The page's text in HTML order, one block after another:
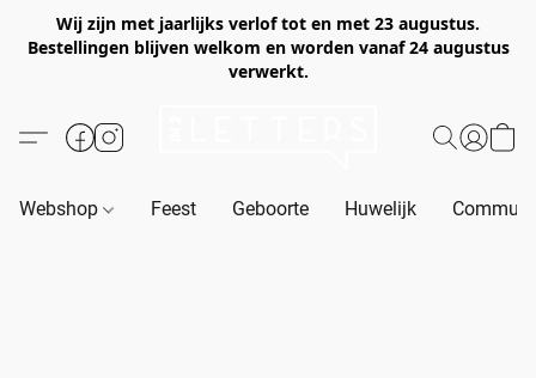
Wij zijn met jaarlijks verlof tot en met 23 augustus.
Bestellingen blijven welkom en worden vanaf 24 augustus
verwerkt.
Webshop Feest Geboorte Huwelijk